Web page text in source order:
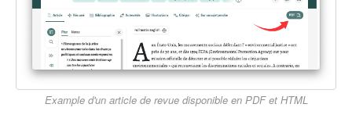
Example d'un article de revue disponible en PDF et HTML